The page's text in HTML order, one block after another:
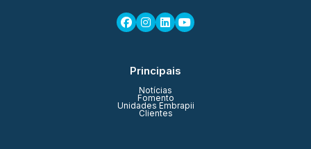
Principais
Notícias
Fomento
Unidades Embrapii
Clientes